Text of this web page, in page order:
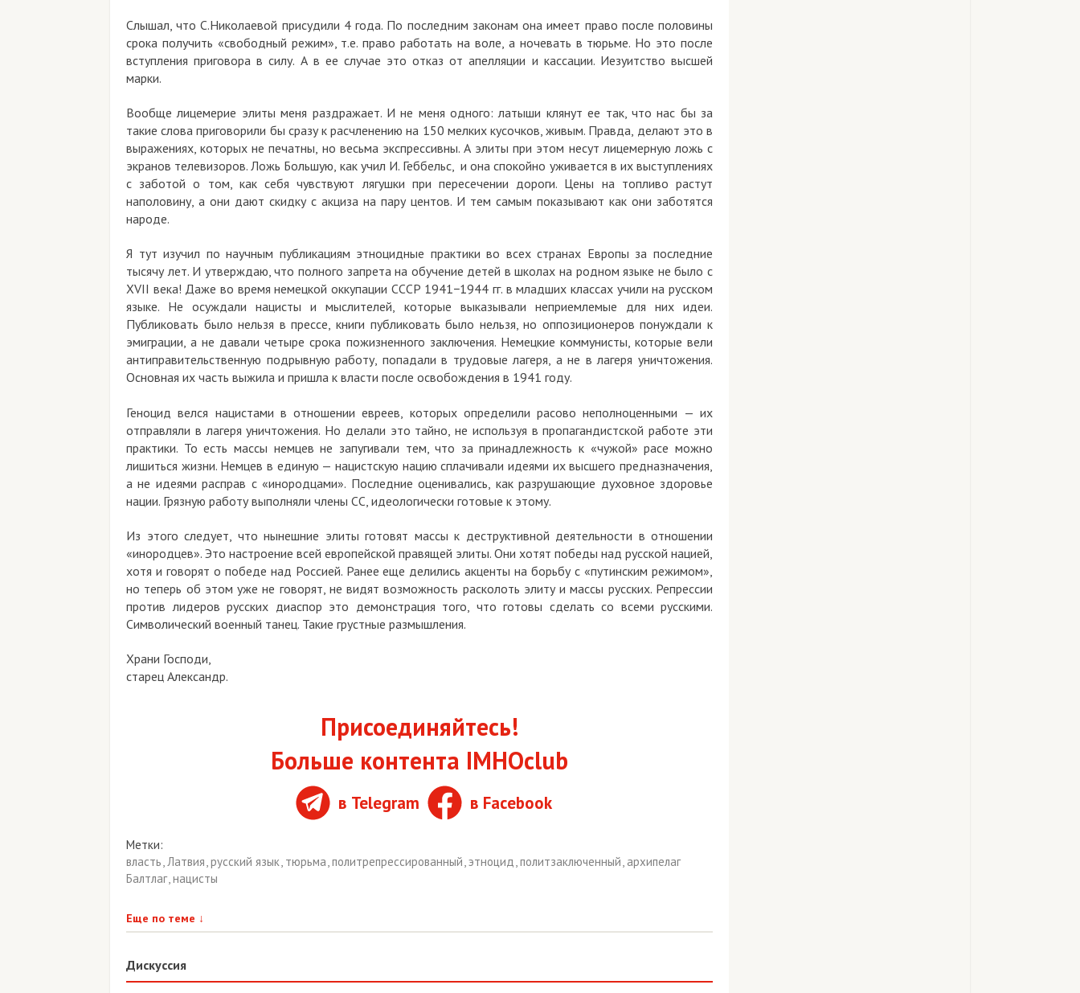
Слышал, что С.Николаевой присудили 4 года. По последним законам она имеет право после половины
срока получить «свободный режим», т.е. право работать на воле, а ночевать в тюрьме. Но это после
вступления приговора в силу. А в ее случае это отказ от апелляции и кассации. Иезуитство высшей
марки.
Вообще лицемерие элиты меня раздражает. И не меня одного: латыши клянут ее так, что нас бы за
такие слова приговорили бы сразу к расчленению на 150 мелких кусочков, живым. Правда, делают это в
выражениях, которых не печатны, но весьма экспрессивны. А элиты при этом несут лицемерную ложь с
экранов телевизоров. Ложь Большую, как учил И. Геббельс, и она спокойно уживается в их выступлениях
с заботой о том, как себя чувствуют лягушки при пересечении дороги. Цены на топливо растут
наполовину, а они дают скидку с акциза на пару центов. И тем самым показывают как они заботятся
народе.
Я тут изучил по научным публикациям этноцидные практики во всех странах Европы за последние
тысячу лет. И утверждаю, что полного запрета на обучение детей в школах на родном языке не было с
XVII века! Даже во время немецкой оккупации СССР 1941−1944 гг. в младших классах учили на русском
языке. Не осуждали нацисты и мыслителей, которые выказывали неприемлемые для них идеи.
Публиковать было нельзя в прессе, книги публиковать было нельзя, но оппозиционеров понуждали к
эмиграции, а не давали четыре срока пожизненного заключения. Немецкие коммунисты, которые вели
антиправительственную подрывную работу, попадали в трудовые лагеря, а не в лагеря уничтожения.
Основная их часть выжила и пришла к власти после освобождения в 1941 году.
Геноцид велся нацистами в отношении евреев, которых определили расово неполноценными — их
отправляли в лагеря уничтожения. Но делали это тайно, не используя в пропагандистской работе эти
практики. То есть массы немцев не запугивали тем, что за принадлежность к «чужой» расе можно
лишиться жизни. Немцев в единую — нацистскую нацию сплачивали идеями их высшего предназначения,
а не идеями расправ с «инородцами». Последние оценивались, как разрушающие духовное здоровье
нации. Грязную работу выполняли члены СС, идеологически готовые к этому.
Из этого следует, что нынешние элиты готовят массы к деструктивной деятельности в отношении
«инородцев». Это настроение всей европейской правящей элиты. Они хотят победы над русской нацией,
хотя и говорят о победе над Россией. Ранее еще делились акценты на борьбу с «путинским режимом»,
но теперь об этом уже не говорят, не видят возможность расколоть элиту и массы русских. Репрессии
против лидеров русских диаспор это демонстрация того, что готовы сделать со всеми русскими.
Символический военный танец. Такие грустные размышления.
Храни Господи,
старец Александр.
Присоединяйтесь!
Больше контента IMHOclub
в Telegram в Facebook
Метки:
власть,Латвия,русский язык, тюрьма,политрепрессированный,этноцид,политзаключенный, архипелаг
Балтлаг,нацисты
Еще по теме ↓
Дискуссия